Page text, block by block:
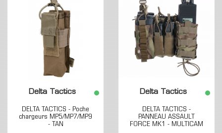
Delta Tactics
DELTA TACTICS - Poche
chargeurs MP5/MP7/MP9
- TAN
Delta Tactics
DELTA TACTICS -
PANNEAU ASSAULT
FORCE MK1 - MULTICAM